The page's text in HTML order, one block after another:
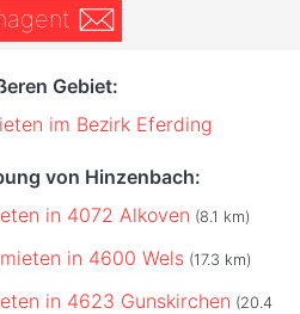
Gebiet:
im Bezirk Eferding
von Hinzenbach:
in 4072 Alkoven (8.1 km)
in 4600 Wels (17.3 km)
in 4623 Gunskirchen (20.4